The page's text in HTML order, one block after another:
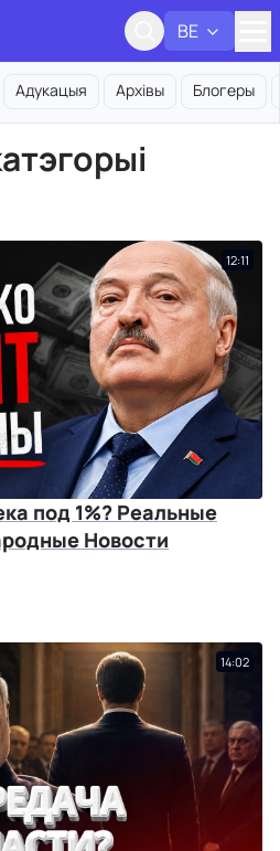
BE
Адукацыя Архівы Блогеры
12:11
под 1%? Реальные
Новости
14:02